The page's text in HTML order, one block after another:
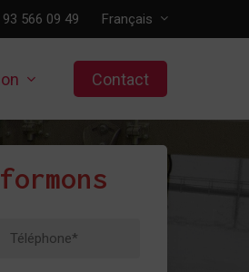
566 09 49 Français
Contact